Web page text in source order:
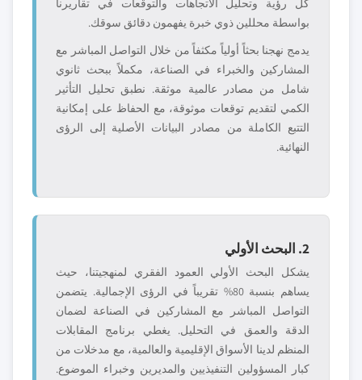
كل رؤية وتحليل الاتجاهات والتوقعات في تقاريرنا
بواسطة محللين ذوي خبرة يفهمون دقائق سوقك.
يدمج نهجنا بحثاً أولياً مكثفاً من خلال التواصل المباشر مع
المشاركين والخبراء في الصناعة، مكملاً ببحث ثانوي
شامل من مصادر عالمية موثقة. نطبق تحليل التأثير
الكمي لتقديم توقعات موثوقة، مع الحفاظ على إمكانية
التتبع الكاملة من مصادر البيانات الأصلية إلى الرؤى
النهائية.
2. البحث الأولي
يشكل البحث الأولي العمود الفقري لمنهجيتنا، حيث
يساهم بنسبة 80% تقريباً في الرؤى الإجمالية. يتضمن
التواصل المباشر مع المشاركين في الصناعة لضمان
الدقة والعمق في التحليل. يغطي برنامج المقابلات
المنظم لدينا الأسواق الإقليمية والعالمية، مع مدخلات من
كبار المسؤولين التنفيذيين والمديرين وخبراء الموضوع.